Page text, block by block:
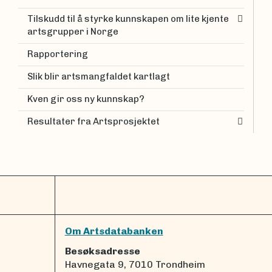
Tilskudd til å styrke kunnskapen om lite kjente
artsgrupper i Norge
Rapportering
Slik blir artsmangfaldet kartlagt
Kven gir oss ny kunnskap?
Resultater fra Artsprosjektet
Om Artsdatabanken
Besøksadresse
Havnegata 9, 7010 Trondheim